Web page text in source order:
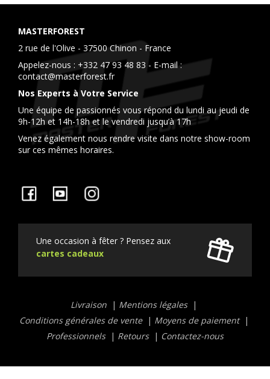
MASTERFOREST
2 rue de l'Olive - 37500 Chinon - France
Appelez-nous : +332 47 93 48 83 - E-mail :
contact@masterforest.fr
Nos Experts à Votre Service
Une équipe de passionnés vous répond du lundi au jeudi de
9h-12h et 14h-18h et le vendredi jusqu’à 17h
Venez également nous rendre visite dans notre show-room
sur ces mêmes horaires.
Facebook YouTube
Une occasion à fêter ? Pensez aux
cartes cadeaux
utiles
Livraison
Mentions légales
Conditions générales de vente
Moyens de paiement
Professionnels
Retours Contactez-nous